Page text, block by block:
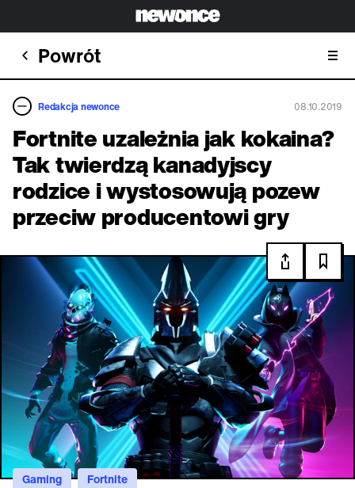
Powrót
Redakcja newonce 08.10.2019
Fortnite uzależnia jak kokaina?
Tak twierdzą kanadyjscy
rodzice i wystosowują pozew
przeciw producentowi gry
Gaming Fortnite